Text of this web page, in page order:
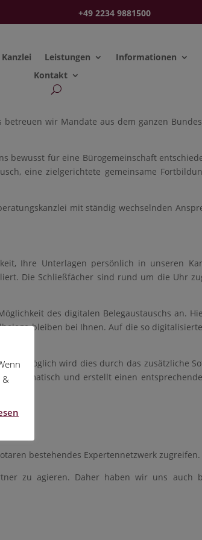
+49 2234 9881500
Kanzlei Leistungen
Informationen
Kontakt
wir Mandate aus dem ganzen
für eine Bürogemeinschaft
eine zielgerichtete gemeinsame
mit ständig wechselnden
Ihre Unterlagen persönlich in unseren
Die Schließfächer sind rund um die Uhr
des digitalen Belegaustauschs an.
bleiben bei Ihnen. Auf die so
Möglich wird dies durch das zusätzliche
automatisch und erstellt einen
bestehendes Expertennetzwerk zugreifen.
zu agieren. Daher haben wir uns auch
&